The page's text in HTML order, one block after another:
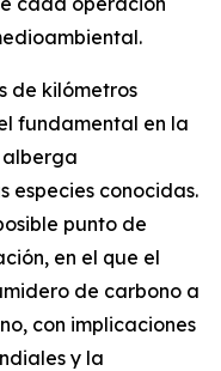
de kilómetros
fundamental en la
especies conocidas.
punto de
en el que el
de carbono a
con implicaciones
y la